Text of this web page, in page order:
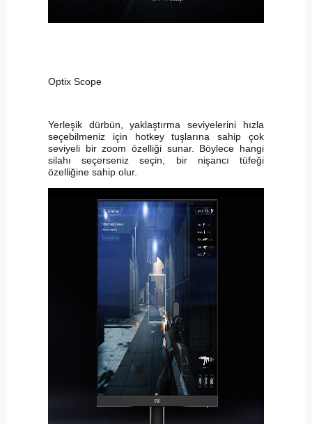
Optix Scope
Yerleşik dürbün, yaklaştırma seviyelerini hızla
seçebilmeniz için hotkey tuşlarına sahip çok
seviyeli bir zoom özelliği sunar. Böylece hangi
silahı seçerseniz seçin, bir nişancı tüfeği
özelliğine sahip olur.